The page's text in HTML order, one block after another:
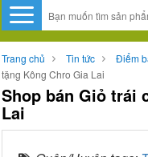
Trang chủ Tin tức Điểm
tặng Kông Chro Gia Lai
Shop bán Giỏ trái
Lai